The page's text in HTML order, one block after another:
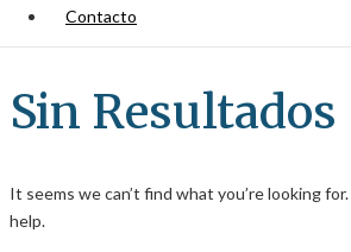
Contacto
Sin Resultados
It seems we can’t find what you’re looking
help.